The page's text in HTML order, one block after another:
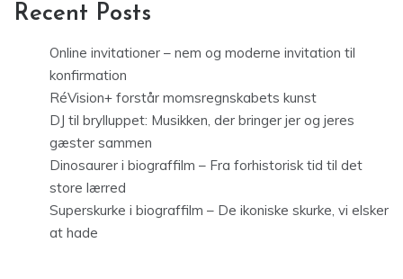
Recent Posts
Online invitationer – nem og moderne invitation til
konfirmation
RéVision+ forstår momsregnskabets kunst
DJ til brylluppet: Musikken, der bringer jer og jeres
gæster sammen
Dinosaurer i biograffilm – Fra forhistorisk tid til det
store lærred
Superskurke i biograffilm – De ikoniske skurke, vi elsker
at hade